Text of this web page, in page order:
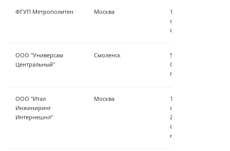
ФГУП Метрополитен Москва
1 м³/час- установка
очистки, станция
обезжелезивания
ООО "Универсам
Центральный"
Смоленск
5 м³/час -
GSA, удаление
го подъема
ООО "Итал
Инжиниринг
Интернешнл"
Москва
1 м³/час-установка
очистки, установка
ZauberKraft серии
насосная станция